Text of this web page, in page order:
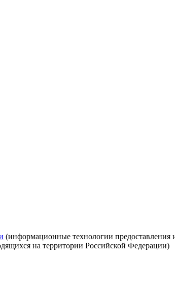
(информационные технологии предоставления
на территории Российской Федерации)